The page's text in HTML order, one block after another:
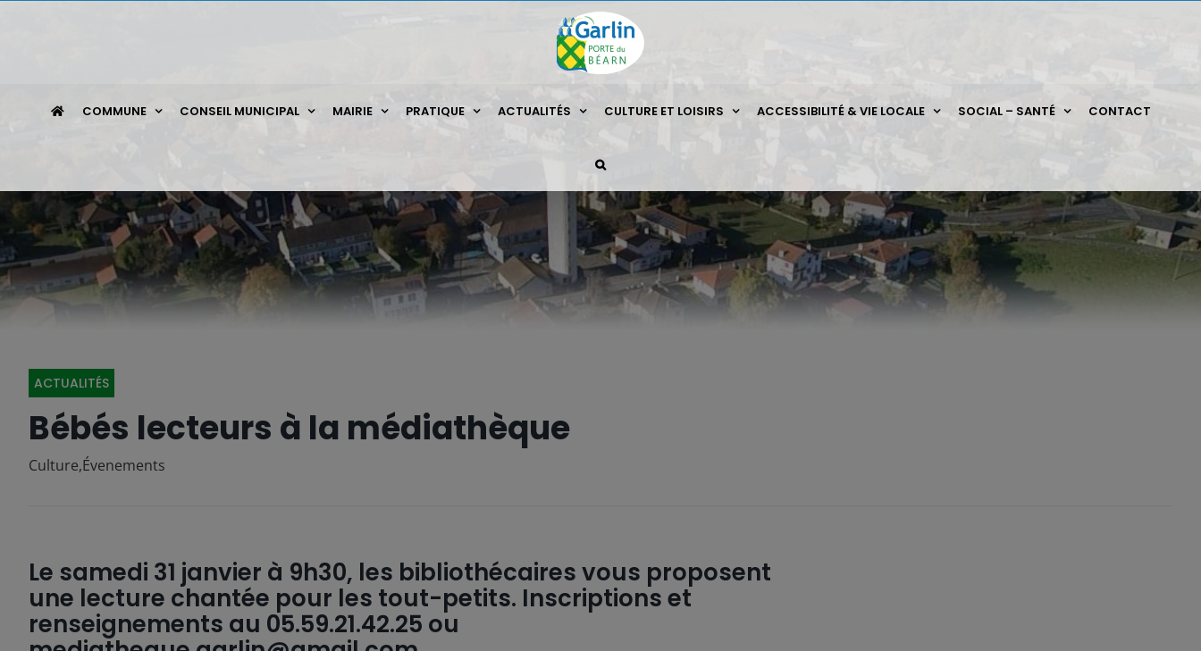
COMMUNE CONSEIL MUNICIPAL MAIRIE PRATIQUE ACTUALITÉS CULTURE ET LOISIRS ACCESSIBILITÉ & VIE LOCALE SOCIAL – SANTÉ CONTACT
ACTUALITÉS
Bébés lecteurs à la médiathèque
Culture,Évenements
Le samedi 31 janvier à 9h30, les bibliothécaires vous proposent
une lecture chantée pour les tout-petits. Inscriptions et
renseignements au 05.59.21.42.25 ou